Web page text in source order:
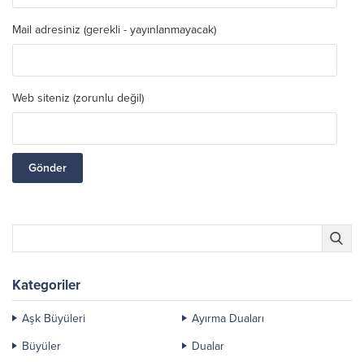
Mail adresiniz (gerekli - yayınlanmayacak)
Web siteniz (zorunlu değil)
Kategoriler
Aşk Büyüleri
Ayırma Duaları
Büyüler
Dualar